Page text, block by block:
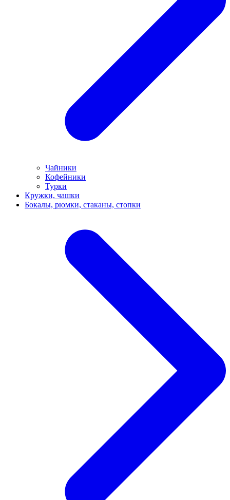
Чайники
Кофейники
Турки
Кружки, чашки
Бокалы, рюмки, стаканы, стопки